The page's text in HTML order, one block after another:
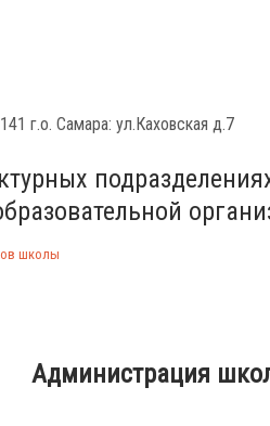
г.о. Самара: ул.Каховская д.7
школы
Администрация